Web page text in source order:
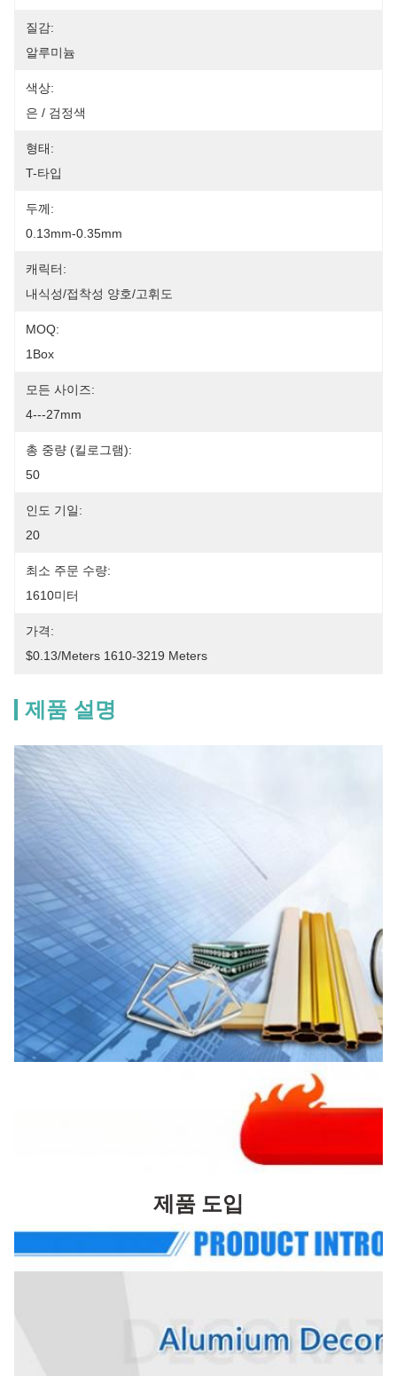
질감:
알루미늄
색상:
은 / 검정색
형태:
T-타입
두께:
0.13mm-0.35mm
캐릭터:
내식성/접착성 양호/고휘도
MOQ:
1Box
모든 사이즈:
4---27mm
총 중량 (킬로그램):
50
인도 기일:
20
최소 주문 수량:
1610미터
가격:
$0.13/meters 1610-3219 Meters
제품 설명
제품 도입